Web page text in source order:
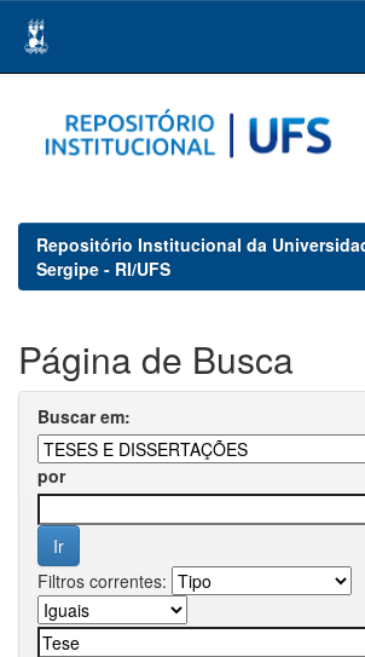
navigation
Repositório Institucional da
Sergipe - RI/UFS
Página de Busca
Buscar em:
por
Filtros correntes: